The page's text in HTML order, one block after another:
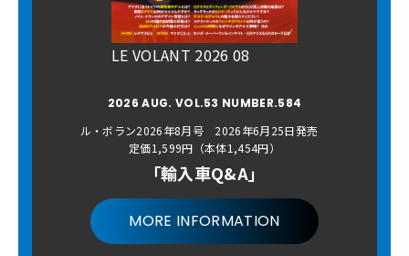
LE VOLANT 2026 08
2026 AUG. VOL.53 NUMBER.584
ル・ボラン2026年8月号 2026年6月25日発売
定価1,599円（本体1,454円）
「輸入車Q&A」
MORE INFORMATION